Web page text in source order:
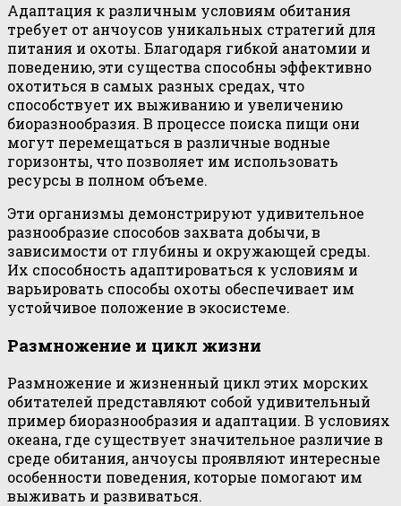
Адаптация к различным условиям обитания
требует от анчоусов уникальных стратегий для
питания и охоты. Благодаря гибкой анатомии и
поведению, эти существа способны эффективно
охотиться в самых разных средах, что
способствует их выживанию и увеличению
биоразнообразия. В процессе поиска пищи они
могут перемещаться в различные водные
горизонты, что позволяет им использовать
ресурсы в полном объеме.
Эти организмы демонстрируют удивительное
разнообразие способов захвата добычи, в
зависимости от глубины и окружающей среды.
Их способность адаптироваться к условиям и
варьировать способы охоты обеспечивает им
устойчивое положение в экосистеме.
Размножение и цикл жизни
Размножение и жизненный цикл этих морских
обитателей представляют собой удивительный
пример биоразнообразия и адаптации. В условиях
океана, где существует значительное различие в
среде обитания, анчоусы проявляют интересные
особенности поведения, которые помогают им
выживать и развиваться.